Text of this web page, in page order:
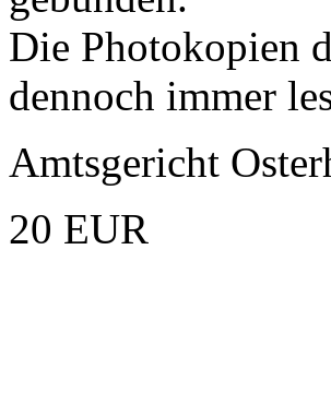
Die Photokopien
dennoch immer
Amtsgericht
20 EUR